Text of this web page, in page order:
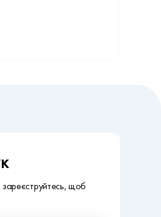
зареєструйтесь, щоб